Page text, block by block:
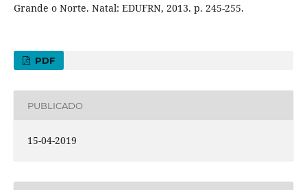
Grande o Norte. Natal: EDUFRN, 2013. p. 245-255.
PDF
PUBLICADO
15-04-2019